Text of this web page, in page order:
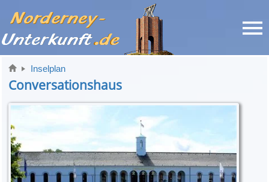
Inselplan
Conversationshaus